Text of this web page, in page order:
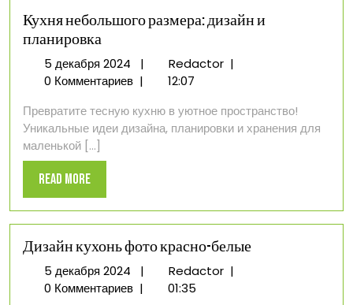
Кухня небольшого размера: дизайн и
планировка
5 декабря 20245
декабря
| RedactorКухня
дизайн
и
|
0 Комментариев |
12:07
Превратите тесную кухню в уютное пространство!
Уникальные идеи дизайна, планировки и хранения для
маленькой [...]
Read MoreRead
More
Дизайн кухонь фото красно-белые
5 декабря 20245
декабря
| RedactorДизайн
|
0 Комментариев |
01:35